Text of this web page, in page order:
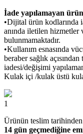
İade yapılamayan
•Dijital ürün kodlarında
anında iletilen hizmetler
bulunmamaktadır.
•Kullanım esnasında
beraber sağlık
iadesi/değişimi
Kulak içi /kulak üstü
1
Ürünün teslim
14 gün geçmediğine